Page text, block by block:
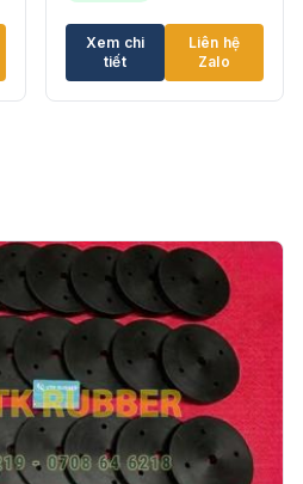
Xem chi
tiết
Liên hệ
Zalo